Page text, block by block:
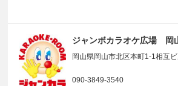
ジャンボカラオケ広場 岡
岡山県岡山市北区本町1-1相互
090-3849-3540